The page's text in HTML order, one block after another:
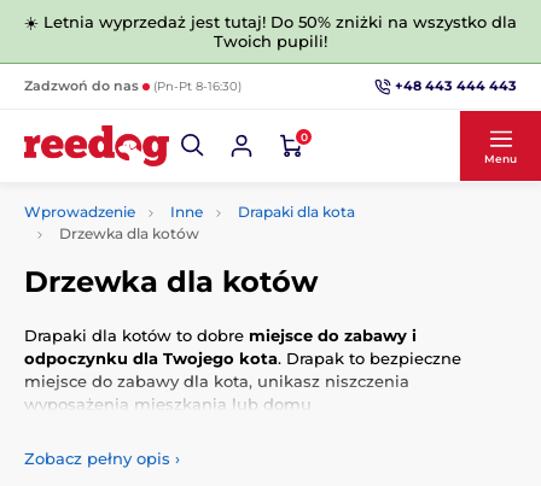
☀️ Letnia wyprzedaż jest tutaj! Do 50% zniżki na wszystko dla
Twoich pupili!
Zadzwoń do nas (Pn-Pt 8-16:30) +48 443 444 443
0
Menu
Wprowadzenie Inne
Drapaki dla kota
Drzewka dla kotów
Drzewka dla kotów
Drapaki dla kotów to dobre miejsce do zabawy i
odpoczynku dla Twojego kota. Drapak to bezpieczne
miejsce do zabawy dla kota, unikasz niszczenia
wyposażenia mieszkania lub domu
Zobacz pełny opis ›